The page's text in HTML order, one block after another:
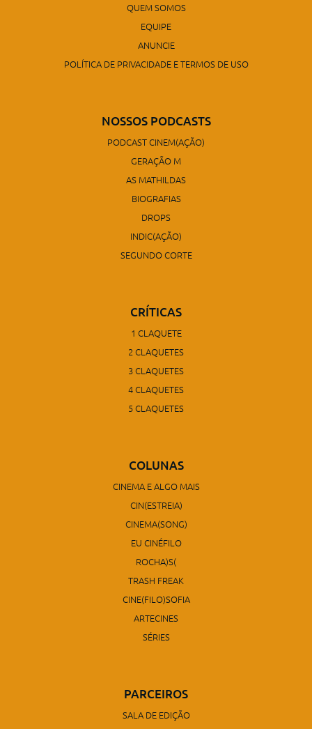
QUEM SOMOS
EQUIPE
ANUNCIE
POLÍTICA DE PRIVACIDADE E TERMOS DE USO
NOSSOS PODCASTS
PODCAST CINEM(AÇÃO)
GERAÇÃO M
AS MATHILDAS
BIOGRAFIAS
DROPS
INDIC(AÇÃO)
SEGUNDO CORTE
CRÍTICAS
1 CLAQUETE
2 CLAQUETES
3 CLAQUETES
4 CLAQUETES
5 CLAQUETES
COLUNAS
CINEMA E ALGO MAIS
CIN(ESTREIA)
CINEMA(SONG)
EU CINÉFILO
ROCHA)S(
TRASH FREAK
CINE(FILO)SOFIA
ARTECINES
SÉRIES
PARCEIROS
SALA DE EDIÇÃO